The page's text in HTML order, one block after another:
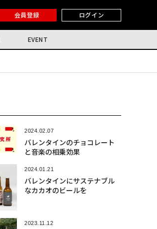
会員登録 ログイン
EVENT
2024.02.07
バレンタインのチョコレート
と音楽の相乗効果
2024.01.21
バレンタインにサステナブル
なカカオのビールを
2023.11.12